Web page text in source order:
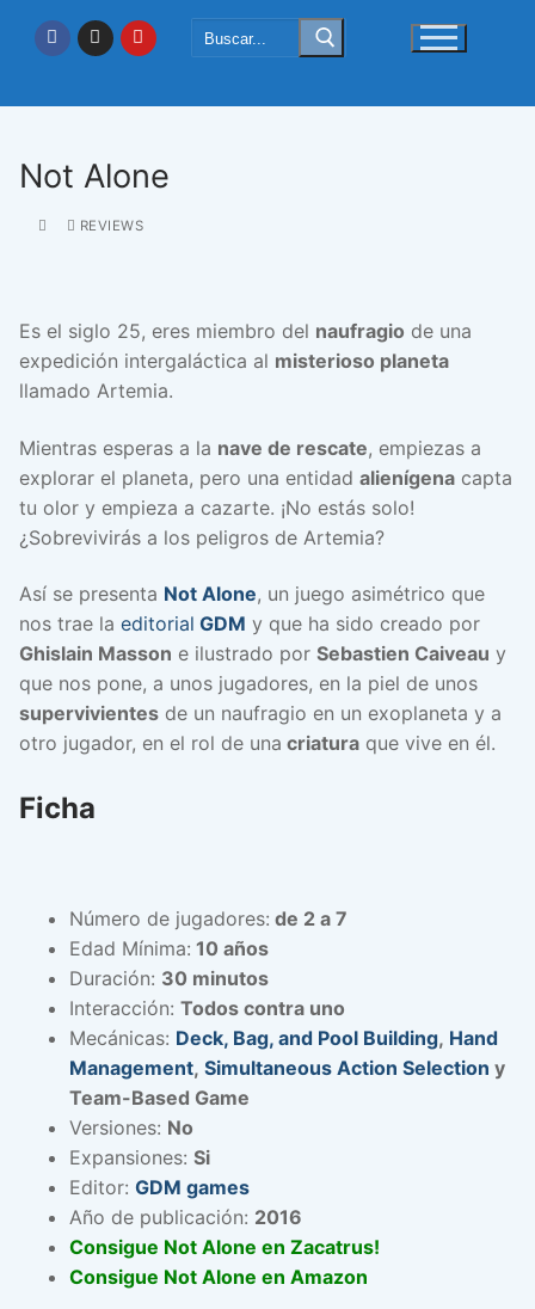
Buscar:
Not Alone
REVIEWS
Es el siglo 25, eres miembro del naufragio de una
expedición intergaláctica al misterioso planeta
llamado Artemia.
Mientras esperas a la nave de rescate, empiezas a
explorar el planeta, pero una entidad alienígena capta
tu olor y empieza a cazarte. ¡No estás solo!
¿Sobrevivirás a los peligros de Artemia?
Así se presenta Not Alone, un juego asimétrico que
nos trae la editorial GDM y que ha sido creado por
Ghislain Masson e ilustrado por Sebastien Caiveau y
que nos pone, a unos jugadores, en la piel de unos
supervivientes de un naufragio en un exoplaneta y a
otro jugador, en el rol de una criatura que vive en él.
Ficha
Número de jugadores: de 2 a 7
Edad Mínima: 10 años
Duración: 30 minutos
Interacción: Todos contra uno
Mecánicas: Deck, Bag, and Pool Building, Hand
Management, Simultaneous Action Selection y
Team-Based Game
Versiones: No
Expansiones: Si
Editor: GDM games
Año de publicación: 2016
Consigue Not Alone en Zacatrus!
Consigue Not Alone en Amazon